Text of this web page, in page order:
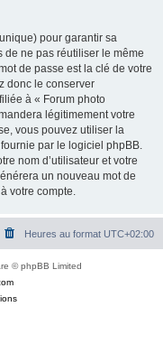
pour garantir sa
de ne pas réutiliser le même
de passe est la clé de votre
donc le conserver
à « Forum photo
légitimement votre
vous pouvez utiliser la
par le logiciel phpBB.
nom d’utilisateur et votre
un nouveau mot de
votre compte.
Heures au format UTC+02:00
© phpBB Limited